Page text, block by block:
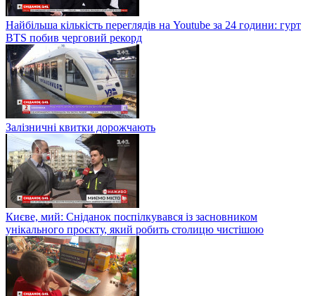
Найбільша кількість переглядів на Youtube за 24 години: гурт
BTS побив черговий рекорд
Залізничні квитки дорожчають
Києве, мий: Сніданок поспілкувався із засновником
унікального проєкту, який робить столицю чистішою